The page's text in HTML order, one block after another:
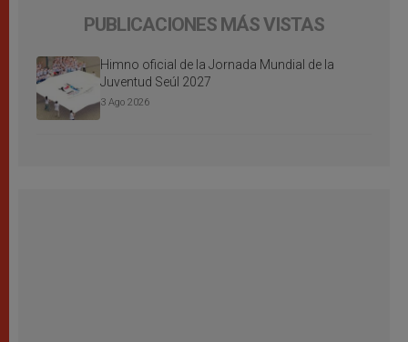
PUBLICACIONES MÁS VISTAS
Himno oficial de la Jornada Mundial de la
Juventud Seúl 2027
3 Ago 2026